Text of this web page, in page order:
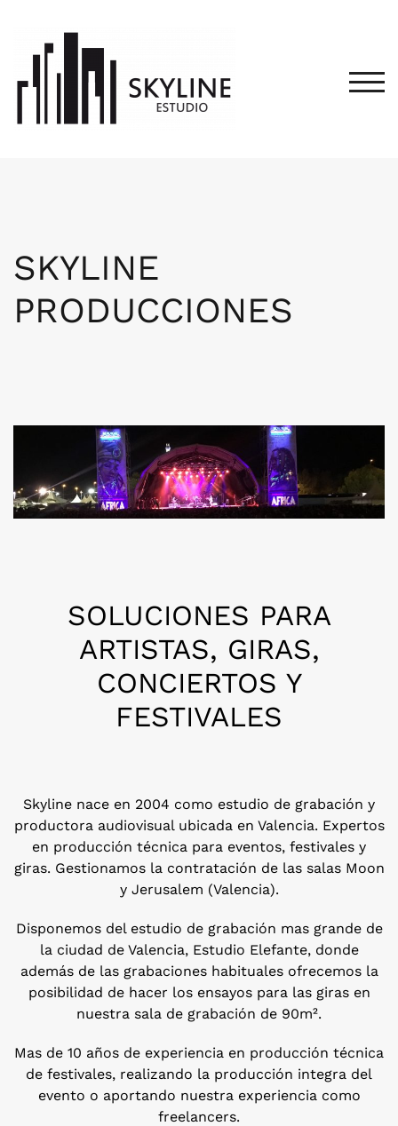
contenido
SKYLINE
PRODUCCIONES
SOLUCIONES PARA
ARTISTAS, GIRAS,
CONCIERTOS Y
FESTIVALES
Skyline nace en 2004 como estudio de grabación y
productora audiovisual ubicada en Valencia. Expertos
en producción técnica para eventos, festivales y
giras. Gestionamos la contratación de las salas Moon
y Jerusalem (Valencia).
Disponemos del estudio de grabación mas grande de
la ciudad de Valencia, Estudio Elefante, donde
además de las grabaciones habituales ofrecemos la
posibilidad de hacer los ensayos para las giras en
nuestra sala de grabación de 90m².
Mas de 10 años de experiencia en producción técnica
de festivales, realizando la producción integra del
evento o aportando nuestra experiencia como
freelancers.